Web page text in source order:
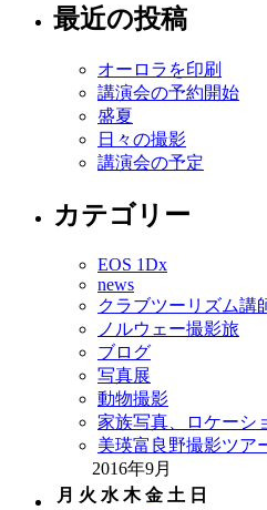
最近の投稿
オーロラを印刷
講演会の予約開始
盛夏
日々の撮影
講演会の予定
カテゴリー
EOS 1Dx
news
クラブツーリズム講
ノルウェー撮影旅
ブログ
写真展
動物撮影
家族写真、ロケーシ
美瑛富良野撮影ツア
2016年9月
月 火 水 木 金 土 日